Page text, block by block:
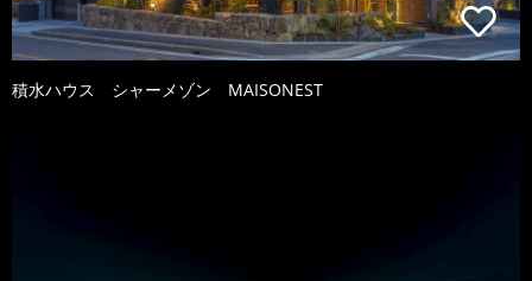
積水ハウス シャーメゾン MAISONEST